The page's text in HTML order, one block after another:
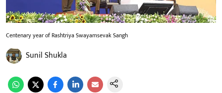
Centenary year of Rashtriya Swayamsevak Sangh
Sunil Shukla